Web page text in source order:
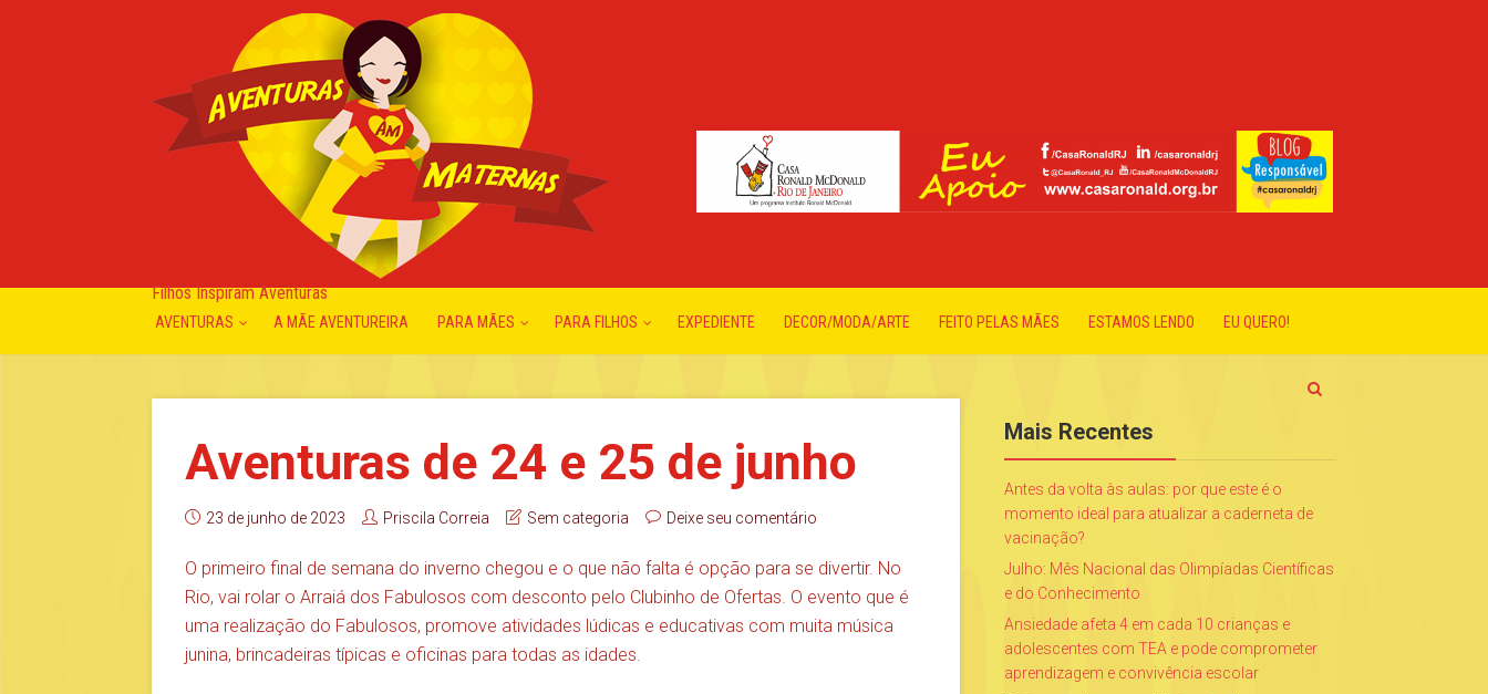
Filhos Inspiram Aventuras
AVENTURAS A MÃE AVENTUREIRA PARA MÃES PARA FILHOS EXPEDIENTE DECOR/MODA/ARTE FEITO PELAS MÃES ESTAMOS LENDO EU QUERO!
Aventuras de 24 e 25 de junho
23 de junho de 2023 Priscila Correia Sem categoria Deixe seu comentário
O primeiro final de semana do inverno chegou e o que não falta é opção para se divertir. No
Rio, vai rolar o Arraiá dos Fabulosos com desconto pelo Clubinho de Ofertas. O evento que é
uma realização do Fabulosos, promove atividades lúdicas e educativas com muita música
junina, brincadeiras típicas e oficinas para todas as idades.
Mais Recentes
Antes da volta às aulas: por que este é o
momento ideal para atualizar a caderneta de
vacinação?
Julho: Mês Nacional das Olimpíadas Científicas
e do Conhecimento
Ansiedade afeta 4 em cada 10 crianças e
adolescentes com TEA e pode comprometer
aprendizagem e convivência escolar